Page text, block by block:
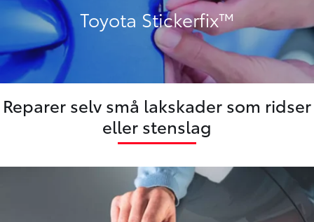
Toyota Stickerfix™
Reparer selv små lakskader som ridser
eller stenslag